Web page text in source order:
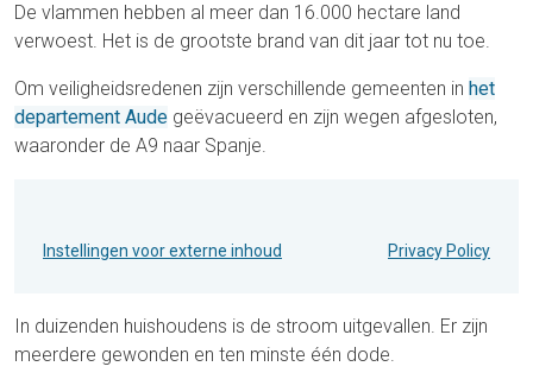
De vlammen hebben al meer dan 16.000 hectare land
verwoest. Het is de grootste brand van dit jaar tot nu toe.
Om veiligheidsredenen zijn verschillende gemeenten in het
departement Aude geëvacueerd en zijn wegen afgesloten,
waaronder de A9 naar Spanje.
Instellingen voor externe inhoud Privacy Policy
In duizenden huishoudens is de stroom uitgevallen. Er zijn
meerdere gewonden en ten minste één dode.